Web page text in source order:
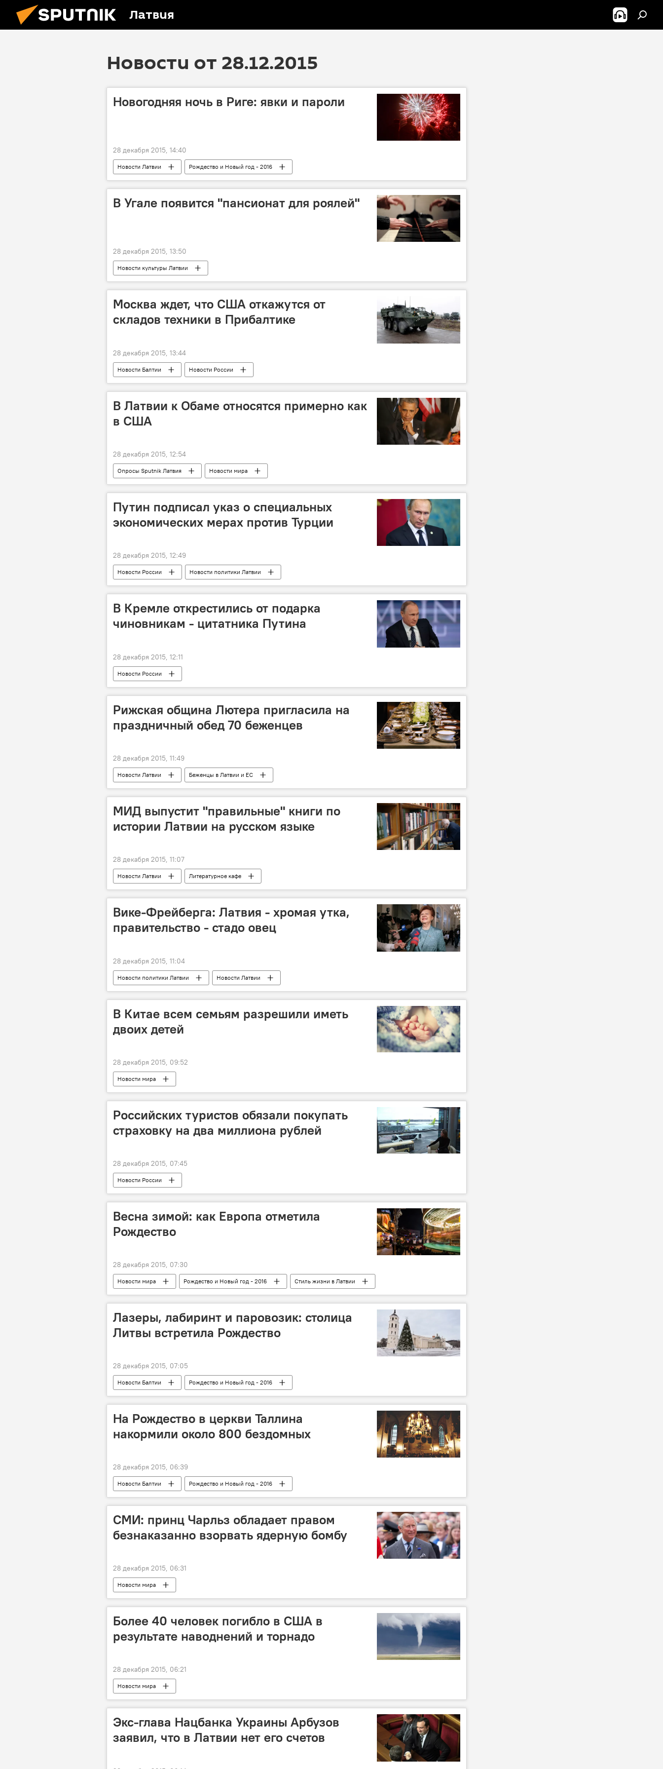
Латвия
Новости от 28.12.2015
Новогодняя ночь в Риге: явки и пароли
28 декабря 2015, 14:40
Новости Латвии Рождество и Новый год - 2016
В Угале появится "пансионат для роялей"
28 декабря 2015, 13:50
Новости культуры Латвии
Москва ждет, что США откажутся от
складов техники в Прибалтике
28 декабря 2015, 13:44
Новости Балтии Новости России
В Латвии к Обаме относятся примерно как
в США
28 декабря 2015, 12:54
Опросы Sputnik Латвия Новости мира
Путин подписал указ о специальных
экономических мерах против Турции
28 декабря 2015, 12:49
Новости России
Новости политики Латвии
Российско-турецкие отношения после сбитого Су-24
В Кремле открестились от подарка
чиновникам - цитатника Путина
28 декабря 2015, 12:11
Новости России
Рижская община Лютера пригласила на
праздничный обед 70 беженцев
28 декабря 2015, 11:49
Новости Латвии Беженцы в Латвии и ЕС
МИД выпустит "правильные" книги по
истории Латвии на русском языке
28 декабря 2015, 11:07
Новости Латвии Литературное кафе
Вике-Фрейберга: Латвия - хромая утка,
правительство - стадо овец
28 декабря 2015, 11:04
Новости политики Латвии Новости Латвии
В Китае всем семьям разрешили иметь
двоих детей
28 декабря 2015, 09:52
Новости мира
Российских туристов обязали покупать
страховку на два миллиона рублей
28 декабря 2015, 07:45
Новости России
Весна зимой: как Европа отметила
Рождество
28 декабря 2015, 07:30
Новости мира Рождество и Новый год - 2016 Стиль жизни в Латвии
Лазеры, лабиринт и паровозик: столица
Литвы встретила Рождество
28 декабря 2015, 07:05
Новости Балтии Рождество и Новый год - 2016
На Рождество в церкви Таллина
накормили около 800 бездомных
28 декабря 2015, 06:39
Новости Балтии Рождество и Новый год - 2016
СМИ: принц Чарльз обладает правом
безнаказанно взорвать ядерную бомбу
28 декабря 2015, 06:31
Новости мира
Более 40 человек погибло в США в
результате наводнений и торнадо
28 декабря 2015, 06:21
Новости мира
Экс-глава Нацбанка Украины Арбузов
заявил, что в Латвии нет его счетов